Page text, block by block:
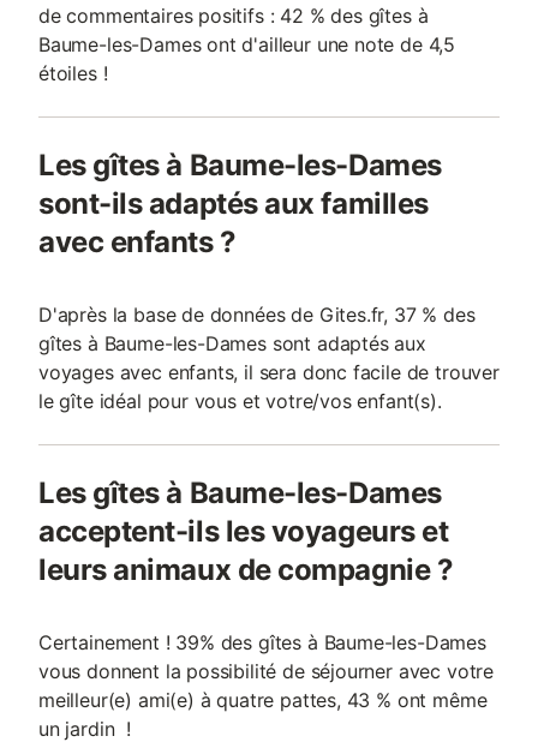
de commentaires positifs : 42 % des gîtes à
Baume-les-Dames ont d'ailleur une note de 4,5
étoiles !
Les gîtes à Baume-les-Dames
sont-ils adaptés aux familles
avec enfants ?
D'après la base de données de Gites.fr, 37 % des
gîtes à Baume-les-Dames sont adaptés aux
voyages avec enfants, il sera donc facile de trouver
le gîte idéal pour vous et votre/vos enfant(s).
Les gîtes à Baume-les-Dames
acceptent-ils les voyageurs et
leurs animaux de compagnie ?
Certainement ! 39% des gîtes à Baume-les-Dames
vous donnent la possibilité de séjourner avec votre
meilleur(e) ami(e) à quatre pattes, 43 % ont même
un jardin !